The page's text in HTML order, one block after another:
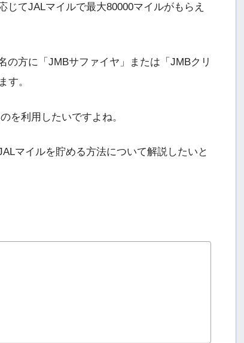
てJALマイルで最大80000マイルがもらえ
の方に「JMBサファイヤ」または「JMBクリ
す。
を利用したいですよね。
マイルを貯める方法について解説したいと